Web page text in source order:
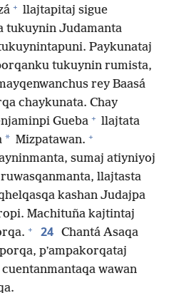
+ llajtapitaj sigue
tukuynin Judamanta
Paykunataj
tukuynin rumista,
rey Baasá
chaykunata. Chay
Gueba + llajtata
* Mizpatawan. +
sumaj atiyniyoj
llajtasta
kashan Judajpa
Machituña kajtintaj
+ 24 Chantá Asaqa
pʼampakorqataj
wawan